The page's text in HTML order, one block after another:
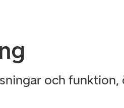
och